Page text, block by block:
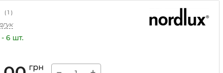
( 1 )
- 6 шт.
грн